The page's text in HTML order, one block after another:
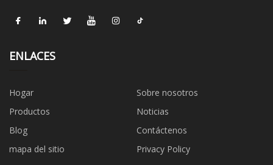
ENLACES
Hogar
Sobre nosotros
Productos
Noticias
Blog
Contáctenos
mapa del sitio
Privacy Policy